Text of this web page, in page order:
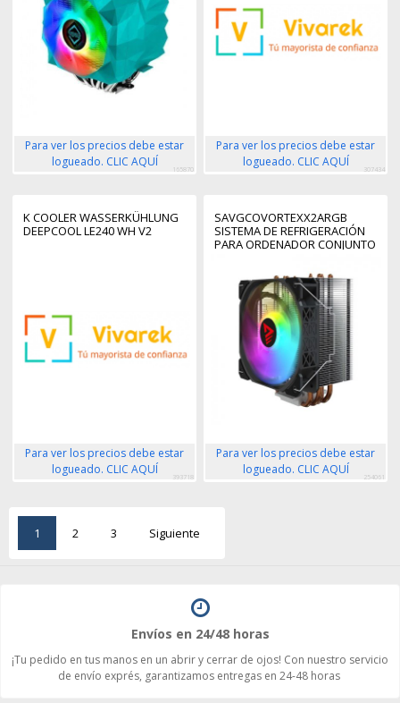
Para ver los precios debe estar
logueado. CLIC AQUÍ
165870
Para ver los precios debe estar
logueado. CLIC AQUÍ
307434
K COOLER WASSERKÜHLUNG
DEEPCOOL LE240 WH V2
Para ver los precios debe estar
logueado. CLIC AQUÍ
393718
SAVGCOVORTEXX2ARGB
SISTEMA DE REFRIGERACIÓN
PARA ORDENADOR CONJUNTO
AIRE 12 CM NEGRO 1 PIEZA(S)
Para ver los precios debe estar
logueado. CLIC AQUÍ
254061
1 2 3 Siguiente
Envíos en 24/48 horas
¡Tu pedido en tus manos en un abrir y cerrar de ojos! Con nuestro servicio
de envío exprés, garantizamos entregas en 24-48 horas